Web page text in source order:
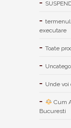
termenul
executare
Toate
Unde
Cum
Bucuresti